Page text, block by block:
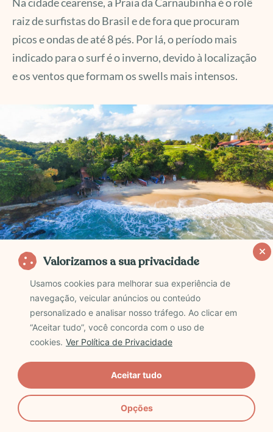
Valorizamos a sua privacidade
Usamos cookies para melhorar sua experiência de
navegação, veicular anúncios ou conteúdo
personalizado e analisar nosso tráfego. Ao clicar em
“Aceitar tudo”, você concorda com o uso de
cookies. Ver Política de Privacidade
Opções
Aceitar tudo
raiz de surfistas do Brasil e de fora que procuram
picos e ondas de até 8 pés. Por lá, o período mais
indicado para o surf é o inverno, devido à localização
e os ventos que formam os swells mais intensos.
Praia Carnaubinha em Paracuru, Ceará. Crédito:
Jade Queiroz – MTUR/ Flickr
Sudeste
5) Maresias – São Sebastião
Referência para o surf internacional,Maresiasé uma
das praias mais badaladas do país, com muito crowd.